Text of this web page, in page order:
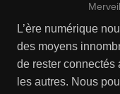
L’ère numérique
des moyens
de rester connectés
les autres. Nous